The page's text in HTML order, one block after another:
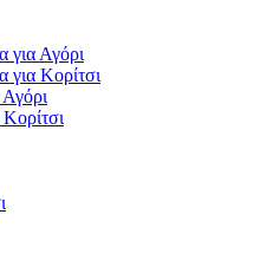
για Αγόρι
για Κορίτσι